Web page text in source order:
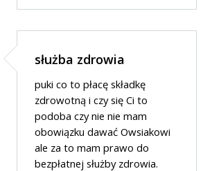
służba zdrowia
puki co to płacę składkę
zdrowotną i czy się Ci to
podoba czy nie nie mam
obowiązku dawać Owsiakowi
ale za to mam prawo do
bezpłatnej służby zdrowia.